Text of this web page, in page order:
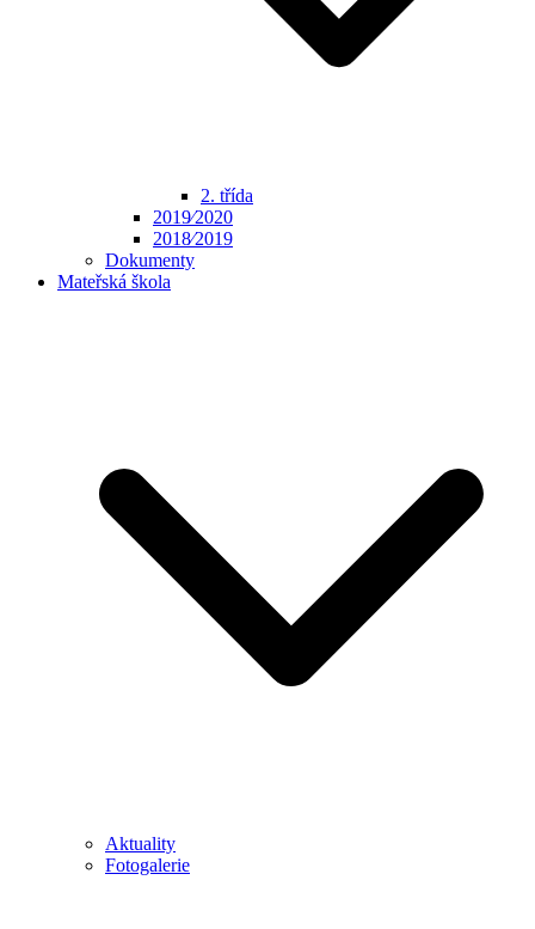
2. třída
2019⁄2020
2018⁄2019
Dokumenty
Mateřská škola
Aktuality
Fotogalerie